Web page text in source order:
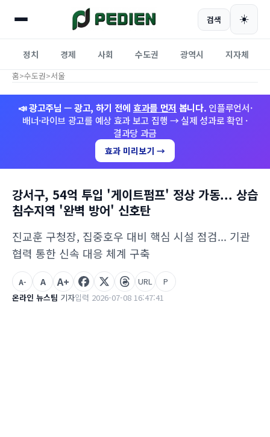
검색 ☀️
정치 경제 사회 수도권 광역시 지자체
홈>수도권>서울
📣 광고주님 — 광고, 하기 전에 효과를 먼저 봅니다. 인플루언서·
배너·라이브 광고를 예상 효과 보고 집행 → 실제 성과로 확인 ·
결과당 과금
효과 미리보기 →
강서구, 54억 투입 '게이트펌프' 정상 가동... 상습
침수지역 '완벽 방어' 신호탄
진교훈 구청장, 집중호우 대비 핵심 시설 점검... 기관
협력 통한 신속 대응 체계 구축
온라인 뉴스팀 기자입력 2026-07-08 16:47:41
A- A A+ URL P